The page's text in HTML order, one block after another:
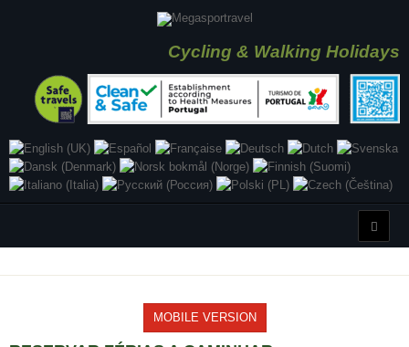
Cycling & Walking Holidays
MOBILE VERSION